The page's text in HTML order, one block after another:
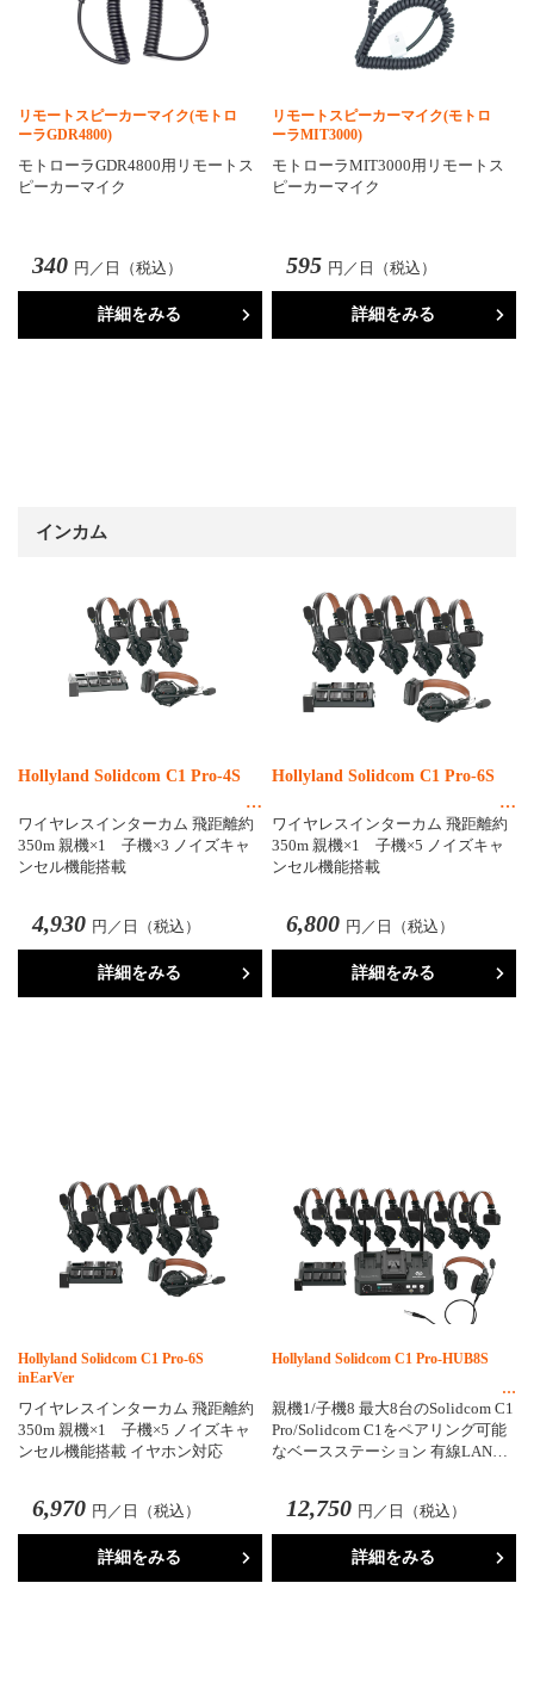
リモートスピーカーマイク(モトロ
ーラGDR4800)
モトローラGDR4800用リモートス
ピーカーマイク
340 円／日（税込）
詳細をみる
リモートスピーカーマイク(モトロ
ーラMIT3000)
モトローラMIT3000用リモートス
ピーカーマイク
595 円／日（税込）
詳細をみる
インカム
Hollyland Solidcom C1 Pro-4S
ワイヤレスインターカム 飛距離約
350m 親機×1 子機×3 ノイズキャ
ンセル機能搭載
4,930 円／日（税込）
詳細をみる
Hollyland Solidcom C1 Pro-6S
ワイヤレスインターカム 飛距離約
350m 親機×1 子機×5 ノイズキャ
ンセル機能搭載
6,800 円／日（税込）
詳細をみる
Hollyland Solidcom C1 Pro-6S
inEarVer
ワイヤレスインターカム 飛距離約
350m 親機×1 子機×5 ノイズキャ
ンセル機能搭載 イヤホン対応
6,970 円／日（税込）
詳細をみる
Hollyland Solidcom C1 Pro-HUB8S
親機1/子機8 最大8台のSolidcom C1
Pro/Solidcom C1をペアリング可能
なベースステーション 有線LAN…
12,750 円／日（税込）
詳細をみる